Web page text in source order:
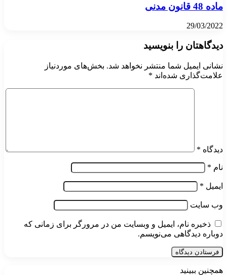
ماده 48 قانون مدنی
29/03/2022
دیدگاهتان را بنویسید
نشانی ایمیل شما منتشر نخواهد شد. بخش‌های موردنیاز
علامت‌گذاری شده‌اند *
دیدگاه *
نام *
ایمیل *
وب‌ سایت
ذخیره نام، ایمیل و وبسایت من در مرورگر برای زمانی که
دوباره دیدگاهی می‌نویسم.
همچنین ببینید